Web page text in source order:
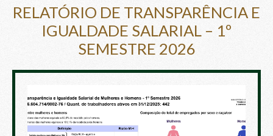
RELATÓRIO DE TRANSPARÊNCIA E
IGUALDADE SALARIAL – 1º
SEMESTRE 2026